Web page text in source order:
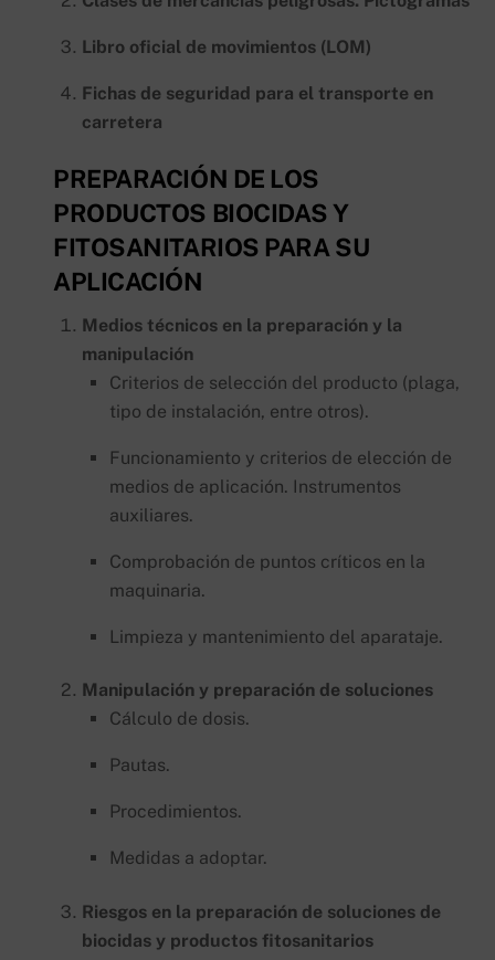
Libro oficial de movimientos (LOM)
Fichas de seguridad para el transporte en
carretera
PREPARACIÓN DE LOS
PRODUCTOS BIOCIDAS Y
FITOSANITARIOS PARA SU
APLICACIÓN
Medios técnicos en la preparación y la
manipulación
Criterios de selección del producto (plaga,
tipo de instalación, entre otros).
Funcionamiento y criterios de elección de
medios de aplicación. Instrumentos
auxiliares.
Comprobación de puntos críticos en la
maquinaria.
Limpieza y mantenimiento del aparataje.
Manipulación y preparación de soluciones
Cálculo de dosis.
Pautas.
Procedimientos.
Medidas a adoptar.
Riesgos en la preparación de soluciones de
biocidas y productos fitosanitarios